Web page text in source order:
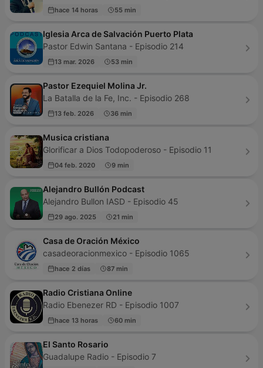
hace 14 horas 55 min
Iglesia Arca de Salvación Puerto Plata
Pastor Edwin Santana - Episodio 214
13 mar. 2026 53 min
Pastor Ezequiel Molina Jr.
La Batalla de la Fe, Inc. - Episodio 268
13 feb. 2026 36 min
Musica cristiana
Glorificar a Dios Todopoderoso - Episodio 11
04 feb. 2020 9 min
Alejandro Bullón Podcast
Alejandro Bullon IASD - Episodio 45
29 ago. 2025 21 min
Casa de Oración México
casadeoracionmexico - Episodio 1065
hace 2 días 87 min
Radio Cristiana Online
Radio Ebenezer RD - Episodio 1007
hace 13 horas 60 min
El Santo Rosario
Guadalupe Radio - Episodio 7